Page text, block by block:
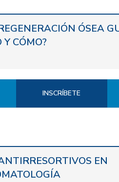
ÓSEA
CÓMO?
INSCRÍBETE
EN